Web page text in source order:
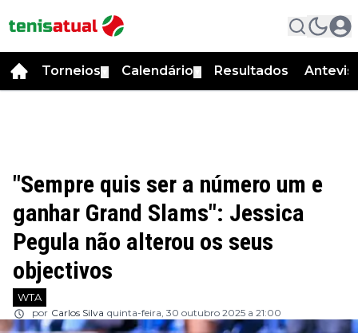
Torneios Calendário Resultados
"Sempre quis ser a número um e
ganhar Grand Slams": Jessica
Pegula não alterou os seus
objectivos
WTA
por Carlos Silva quinta-feira, 30 outubro 2025 a 21:00